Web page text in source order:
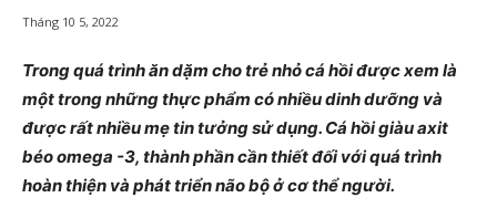
Tháng 10 5, 2022
Trong quá trình ăn dặm cho trẻ nhỏ cá hồi được xem là
một trong những thực phẩm có nhiều dinh dưỡng và
được rất nhiều mẹ tin tưởng sử dụng. Cá hồi giàu axit
béo omega -3, thành phần cần thiết đối với quá trình
hoàn thiện và phát triển não bộ ở cơ thể người.